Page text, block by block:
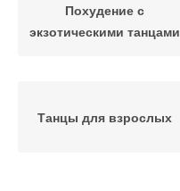
Похудение с
экзотическими танцами
Танцы для взрослых